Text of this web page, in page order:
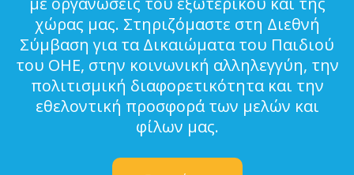
χώρας μας. Στηριζόμαστε στη Διεθνή
Σύμβαση για τα Δικαιώματα του Παιδιού
του ΟΗΕ, στην κοινωνική αλληλεγγύη, την
πολιτισμική διαφορετικότητα και την
εθελοντική προσφορά των μελών και
φίλων μας.